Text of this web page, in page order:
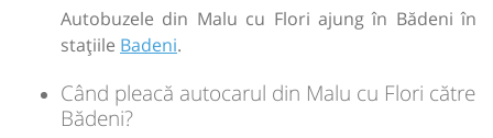
Autobuzele din Malu cu Flori ajung în Bădeni în
stațiile Badeni.
Când pleacă autocarul din Malu cu Flori către
Bădeni?